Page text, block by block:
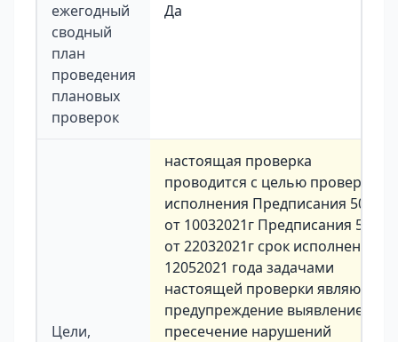
ежегодный
сводный
план
проведения
плановых
проверок
Да
Цели,
настоящая проверка
проводится с целью проверки
исполнения Предписания 50230
от 10032021г Предписания 50241
от 22032021г срок исполнения
12052021 года задачами
настоящей проверки являются
предупреждение выявление и
пресечение нарушений